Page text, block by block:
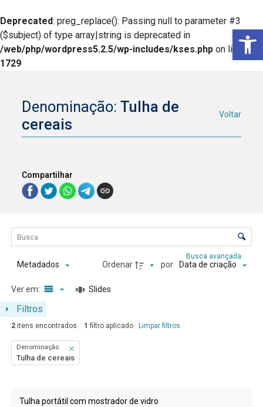
Deprecated: preg_replace(): Passing null to parameter #3
($subject) of type array|string is deprecated in
/web/php/wordpress5.2.5/wp-includes/kses.php on line
1729
Denominação:Tulha de
cereais
Voltar
Compartilhar
Lista de itens
Controle de ordenação e visualização
Filtros
Busca avançada
Metadados Ordenar por Data de criação
Ver em: Slides
2itens encontrados 1 filtro aplicado Limpar filtros
Denominação
Tulha de cereais
Resultados da lista de itens
Tulha portátil com mostrador de vidro